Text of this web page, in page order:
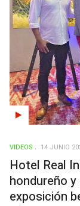
VIDEOS 14 JUNIO
Hotel Real
hondureño y
exposición